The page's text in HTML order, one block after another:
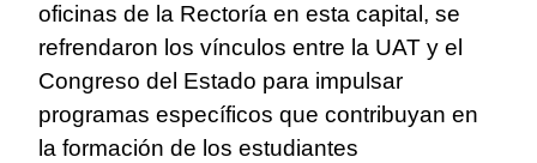
oficinas de la Rectoría en esta capital, se
refrendaron los vínculos entre la UAT y el
Congreso del Estado para impulsar
programas específicos que contribuyan en
la formación de los estudiantes